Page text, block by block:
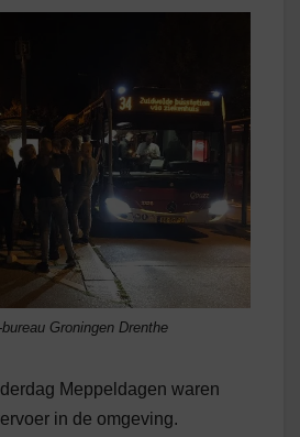
Groningen Drenthe
Meppeldagen waren
in de omgeving.